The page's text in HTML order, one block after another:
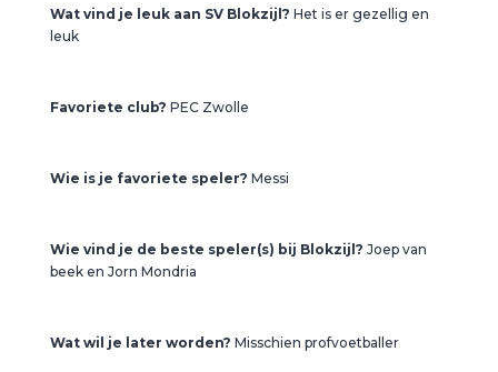
Wat vind je leuk aan SV Blokzijl? Het is er gezellig en
leuk
Favoriete club? PEC Zwolle
Wie is je favoriete speler? Messi
Wie vind je de beste speler(s) bij Blokzijl? Joep van
beek en Jorn Mondria
Wat wil je later worden? Misschien profvoetballer